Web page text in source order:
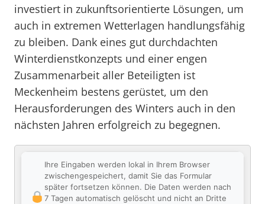
investiert in zukunftsorientierte Lösungen, um
auch in extremen Wetterlagen handlungsfähig
zu bleiben. Dank eines gut durchdachten
Winterdienstkonzepts und einer engen
Zusammenarbeit aller Beteiligten ist
Meckenheim bestens gerüstet, um den
Herausforderungen des Winters auch in den
nächsten Jahren erfolgreich zu begegnen.
Ihre Eingaben werden lokal in Ihrem Browser
zwischengespeichert, damit Sie das Formular
später fortsetzen können. Die Daten werden nach
7 Tagen automatisch gelöscht und nicht an Dritte